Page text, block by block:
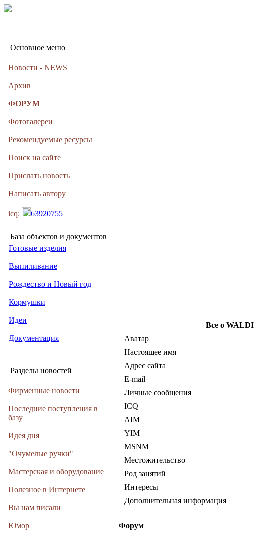
Основное меню
Новости - NEWS
Архив
ФОРУМ
Фотогалереи
Рекомендуемые ресурсы
Поиск на сайте
Прислать новость
Написать автору
icq: 63920755
База объектов и документов
Готовые изделия
Выпиливание
Рождество и Новый год
Кормушки
Идеи
Документация
Разделы новостей
Фирменные новости
Последние поступления в
базу
Идея дня
"Очумелые ручки"
Мастерская и оборудование
Полезное в Интернете
Вы нам писали
Юмор
Все о
Аватар
Настоящее имя
Адрес сайта
E-mail
Личные сообщения
ICQ
AIM
YIM
MSNM
Местожительство
Род занятий
Интересы
Дополнительная информация
Форум